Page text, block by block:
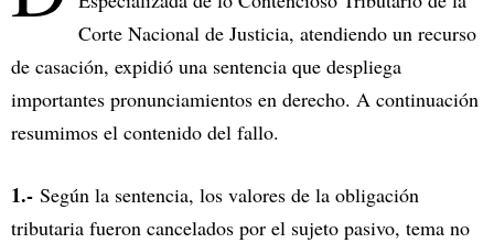
Corte Nacional de Justicia, atendiendo un recurso
de casación, expidió una sentencia que despliega
importantes pronunciamientos en derecho. A continuación
resumimos el contenido del fallo.
1.- Según la sentencia, los valores de la obligación
tributaria fueron cancelados por el sujeto pasivo, tema no